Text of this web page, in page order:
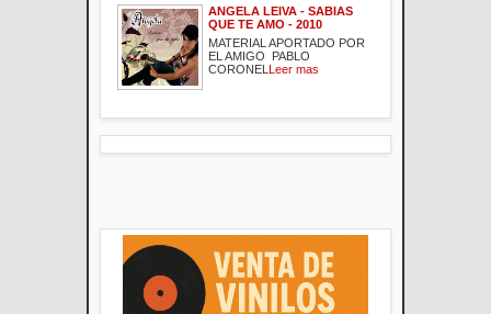
ANGELA LEIVA - SABIAS
QUE TE AMO - 2010
MATERIAL APORTADO POR
EL AMIGO PABLO
CORONEL Leer mas